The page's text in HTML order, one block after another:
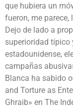
que hubiera un
fueron, me
Dejo de lado a
superioridad
estadounidense,
campañas
Blanca ha sabido
and Torture as
Ghraib» en The